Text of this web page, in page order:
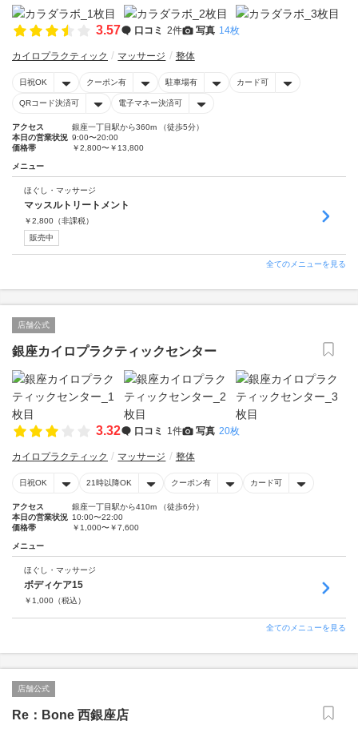
3.57 口コミ 2件 写真 14枚
カイロプラクティック マッサージ 整体
日祝OK クーポン有 駐車場有 カード可
QRコード決済可 電子マネー決済可
アクセス
銀座一丁目駅から360m （徒歩5分）
本日の営業状況 9:00〜20:00
価格帯
￥2,800〜￥13,800
メニュー
ほぐし・マッサージ
マッスルトリートメント
￥2,800 （非課税）
販売中
全てのメニューを見る
店舗公式
銀座カイロプラクティックセンター
3.32 口コミ 1件 写真 20枚
カイロプラクティック マッサージ 整体
日祝OK 21時以降OK クーポン有 カード可
アクセス
銀座一丁目駅から410m （徒歩6分）
本日の営業状況 10:00〜22:00
価格帯
￥1,000〜￥7,600
メニュー
ほぐし・マッサージ
ボディケア15
￥ 1,000 （税込）
全てのメニューを見る
店舗公式
Re：Bone 西銀座店